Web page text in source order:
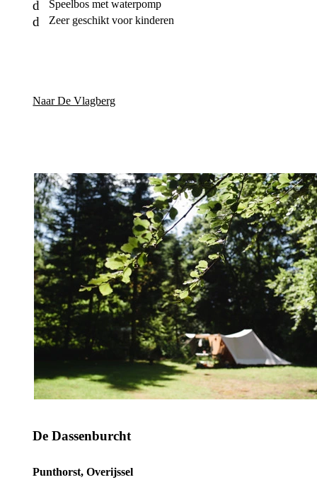
Speelbos met waterpomp
Zeer geschikt voor kinderen
Naar De Vlagberg
De Dassenburcht
Punthorst, Overijssel